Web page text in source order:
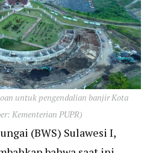
untuk pengendalian banjir Kota
Kementerian PUPR)
(BWS) Sulawesi I,